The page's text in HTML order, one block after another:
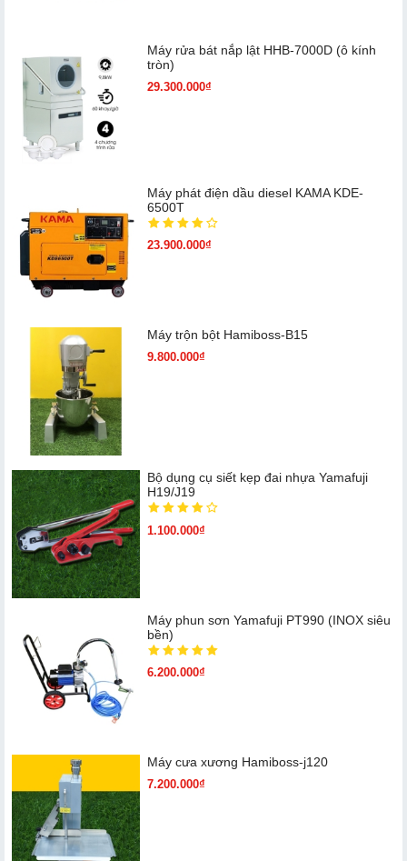
Máy rửa bát nắp lật HHB-7000D (ô kính
tròn)
29.300.000₫
Máy phát điện dầu diesel KAMA KDE-
6500T
23.900.000₫
Máy trộn bột Hamiboss-B15
9.800.000₫
Bộ dụng cụ siết kẹp đai nhựa Yamafuji
H19/J19
1.100.000₫
Máy phun sơn Yamafuji PT990 (INOX siêu
bền)
6.200.000₫
Máy cưa xương Hamiboss-j120
7.200.000₫